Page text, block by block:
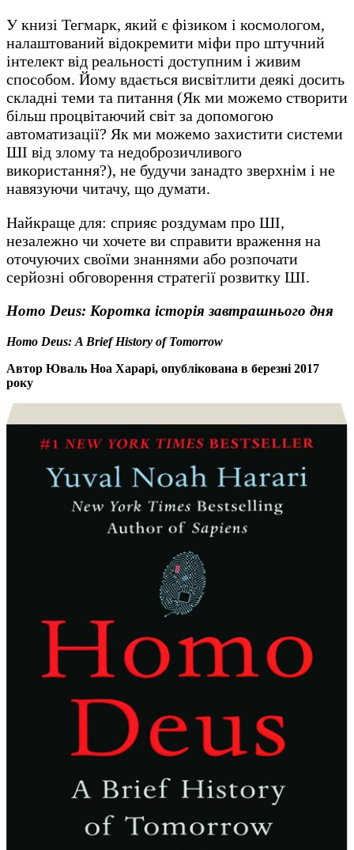
У книзі Тегмарк, який є фізиком і космологом,
налаштований відокремити міфи про штучний
інтелект від реальності доступним і живим
способом. Йому вдається висвітлити деякі досить
складні теми та питання (Як ми можемо створити
більш процвітаючий світ за допомогою
автоматизації? Як ми можемо захистити системи
ШІ від злому та недоброзичливого
використання?), не будучи занадто зверхнім і не
навязуючи читачу, що думати.
Найкраще для: сприяє роздумам про ШІ,
незалежно чи хочете ви справити враження на
оточуючих своїми знаннями або розпочати
серйозні обговорення стратегії розвитку ШІ.
Homo Deus: Коротка історія завтрашнього дня
Homo Deus: A Brief History of Tomorrow
Автор Юваль Ноа Харарі, опублікована в березні 2017
року